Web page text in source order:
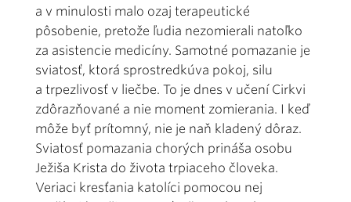
a v minulosti malo ozaj terapeutické
pôsobenie, pretože ľudia nezomierali natoľko
za asistencie medicíny. Samotné pomazanie je
sviatosť, ktorá sprostredkúva pokoj, silu
a trpezlivosť v liečbe. To je dnes v učení Cirkvi
zdôrazňované a nie moment zomierania. I keď
môže byť prítomný, nie je naň kladený dôraz.
Sviatosť pomazania chorých prináša osobu
Ježiša Krista do života trpiaceho človeka.
Veriaci kresťania katolíci pomocou nej